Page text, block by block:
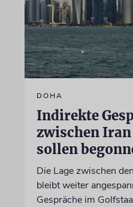
DOHA
Indirekte
zwischen Iran
sollen
Die Lage zwischen
bleibt weiter
Gespräche im